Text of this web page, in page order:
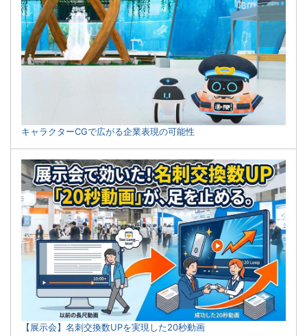
キャラクターCGで広がる企業表現の可能性
【展示会】名刺交換数UPを実現した20秒動画